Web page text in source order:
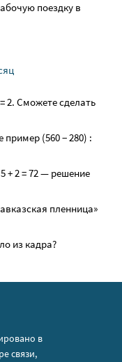
поездку в
2. Сможете сделать
(560 − 280) :
+ 2 = 72 — решение
пленница»
из кадра?
в
связи,